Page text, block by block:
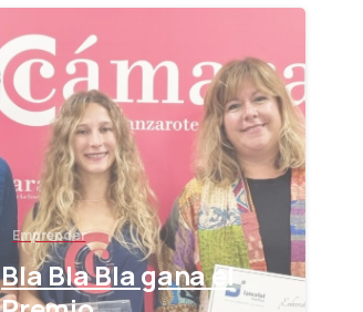
Emprender
Bla Bla Bla gana el